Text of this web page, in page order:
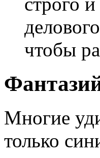
чтобы
Многие
только